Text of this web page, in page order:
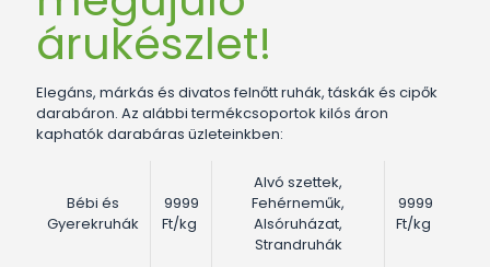
árukészlet!
Elegáns, márkás és divatos felnőtt ruhák, táskák és cipők
darabáron. Az alábbi termékcsoportok kilós áron
kaphatók darabáras üzleteinkben:
Bébi és
Gyerekruhák
9999
Ft/kg
Alvó szettek,
Fehérneműk,
Alsóruházat,
Strandruhák
9999
Ft/kg